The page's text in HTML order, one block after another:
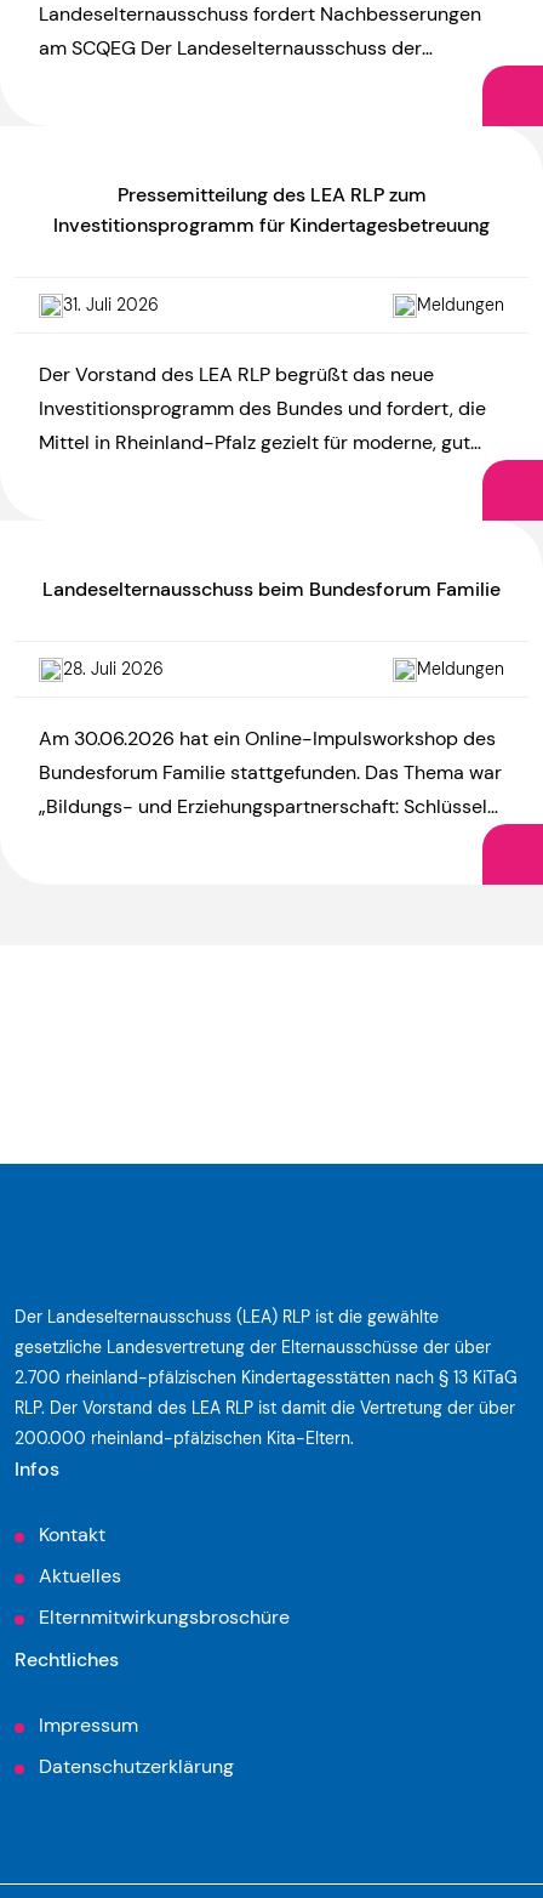
Landeselternausschuss fordert Nachbesserungen
am SCQEG Der Landeselternausschuss der
(SCQEG) und […]Pressemitteilung des LEA RLP zum
Investitionsprogramm für Kindertagesbetreuung
31. Juli 2026 Meldungen
Der Vorstand des LEA RLP begrüßt das neue
Investitionsprogramm des Bundes und fordert, die
Mittel in Rheinland-Pfalz gezielt für moderne, gut
Landeselternausschuss beim Bundesforum Familie
28. Juli 2026 Meldungen
Am 30.06.2026 hat ein Online-Impulsworkshop des
Bundesforum Familie stattgefunden. Das Thema war
„Bildungs- und Erziehungspartnerschaft: Schlüssel
Der Landeselternausschuss (LEA) RLP ist die gewählte
gesetzliche Landesvertretung der Elternausschüsse der über
2.700 rheinland-pfälzischen Kindertagesstätten nach § 13 KiTaG
RLP. Der Vorstand des LEA RLP ist damit die Vertretung der über
200.000 rheinland-pfälzischen Kita-Eltern.
Infos
Kontakt
Aktuelles
Elternmitwirkungsbroschüre
Rechtliches
Impressum
Datenschutzerklärung